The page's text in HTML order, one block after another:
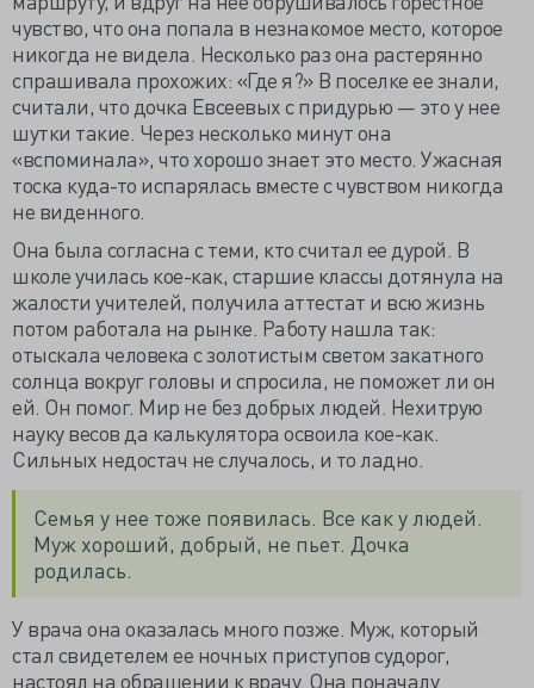
чувство, что она попала в незнакомое место, которое
никогда не видела. Несколько раз она растерянно
спрашивала прохожих: «Где я?» В поселке ее знали,
считали, что дочка Евсеевых с придурью — это у нее
шутки такие. Через несколько минут она
«вспоминала», что хорошо знает это место. Ужасная
тоска куда-то испарялась вместе с чувством никогда
не виденного.
Она была согласна с теми, кто считал ее дурой. В
школе училась кое-как, старшие классы дотянула на
жалости учителей, получила аттестат и всю жизнь
потом работала на рынке. Работу нашла так:
отыскала человека с золотистым светом закатного
солнца вокруг головы и спросила, не поможет ли он
ей. Он помог. Мир не без добрых людей. Нехитрую
науку весов да калькулятора освоила кое-как.
Сильных недостач не случалось, и то ладно.
Семья у нее тоже появилась. Все как у людей.
Муж хороший, добрый, не пьет. Дочка
родилась.
У врача она оказалась много позже. Муж, который
стал свидетелем ее ночных приступов судорог,
настоял на обращении к врачу. Она поначалу